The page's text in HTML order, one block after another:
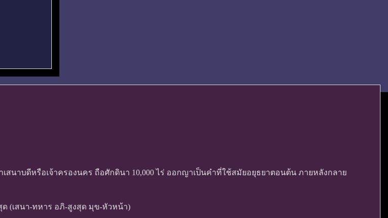
สนาบดีหรือเจ้าครองนคร ถือศักดินา 10,000 ไร่ ออกญาเป็นคำที่ใช้สมัยอยุธยาตอนต้น ภายหลังกลาย
(เสนา-ทหาร อภิ-สูงสุด มุข-หัวหน้า)